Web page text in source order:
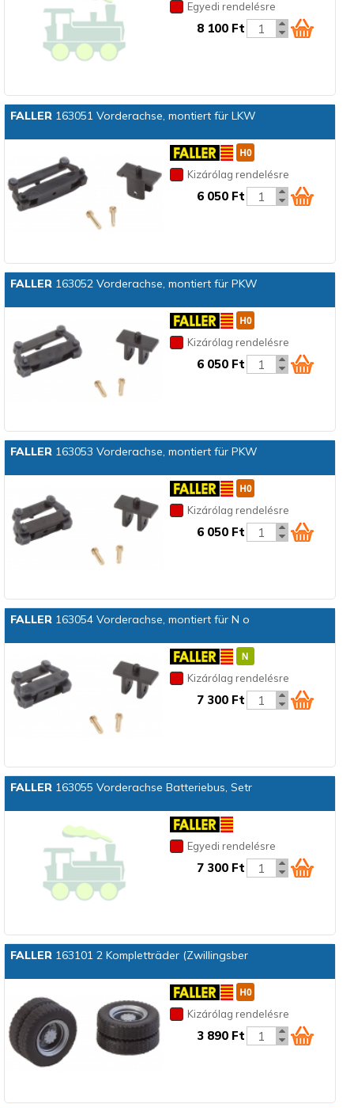
Egyedi rendelésre
8 100 Ft
FALLER163051 Vorderachse, montiert für LKW
Kizárólag rendelésre
6 050 Ft
FALLER163052 Vorderachse, montiert für PKW
Kizárólag rendelésre
6 050 Ft
FALLER163053 Vorderachse, montiert für PKW
Kizárólag rendelésre
6 050 Ft
FALLER163054 Vorderachse, montiert für N o
Kizárólag rendelésre
7 300 Ft
FALLER163055 Vorderachse Batteriebus, Setr
Egyedi rendelésre
7 300 Ft
FALLER163101 2 Kompletträder (Zwillingsber
Kizárólag rendelésre
3 890 Ft